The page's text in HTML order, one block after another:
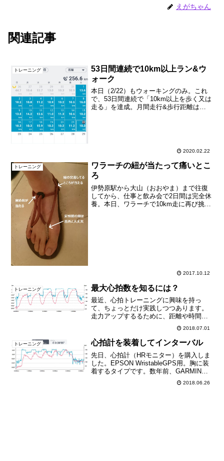
えがちゃん
関連記事
トレーニング
53日間連続で10km以上ラン&ウ
ォーク
本日（2/22）もウォーキングのみ。これ
で、53日間連続で「10km以上を歩く又は
走る」を達成。月間走行&歩行距離は
2020.02.22
トレーニング
ワラーチの紐が当たって痛いとこ
ろ
伊勢原駅から大山（おおやま）まで往復
してから、仕事と飲み会で2日間は完全休
養。本日、ワラーチで10km走に再び挑み
2017.10.12
トレーニング 最大心拍数を知るには？
最近、心拍トレーニングに興味を持っ
て、ちょっとだけ実践しつつあります。
走力アップするるために、距離や時間や
速度でなく、心拍数を基準にするという
トレーニング方法です。心拍トレーニン
グについては、松村拓希さん（東京国際
大学駅伝部コーチ）がRUN...
2018.07.01
トレーニング 心拍計を装着してインターバル
先日、心拍計（HRモニター）を購入しま
した。EPSON WristableGPS用。胸に装
着するタイプです。数年前、GARMINの
GPSウォッチを使っていた時、同じく胸
に装着するHRモニターを買ったことがあ
2018.06.26